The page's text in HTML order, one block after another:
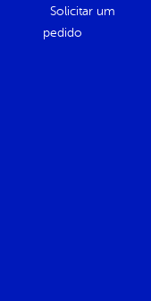
Solicitar um
pedido